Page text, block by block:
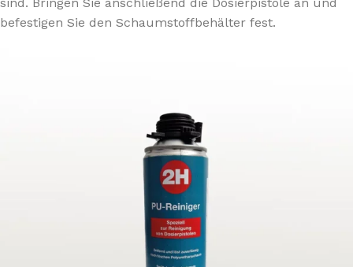
befestigen Sie den Schaumstoffbehälter fest.